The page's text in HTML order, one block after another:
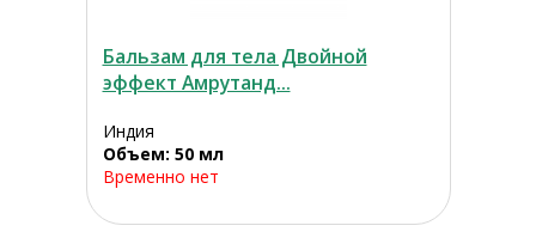
Бальзам для тела Двойной
эффект Амрутанд...
Индия
Объем: 50 мл
Временно нет